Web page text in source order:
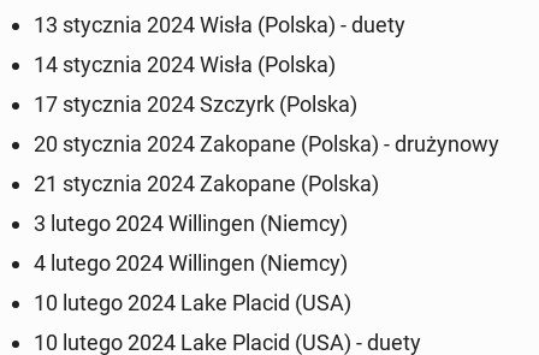
13 stycz­nia 2024 Wisła (Polska) - duety
14 stycz­nia 2024 Wisła (Polska)
17 stycz­nia 2024 Szczyrk (Polska)
20 stycz­nia 2024 Za­ko­pa­ne (Polska) - dru­ży­no­wy
21 stycz­nia 2024 Za­ko­pa­ne (Polska)
3 lutego 2024 Wil­lin­gen (Niemcy)
4 lutego 2024 Wil­lin­gen (Niemcy)
10 lutego 2024 Lake Placid (USA)
10 lutego 2024 Lake Placid (USA) - duety